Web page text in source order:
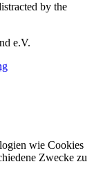
by the
e.V.
wie Cookies
Zwecke zu